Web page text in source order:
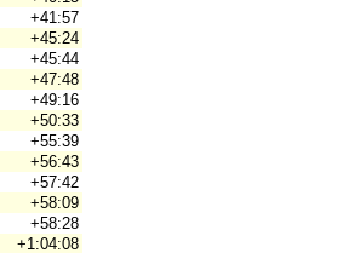
+41:57
+45:24
+45:44
+47:48
+49:16
+50:33
+55:39
+56:43
+57:42
+58:09
+58:28
+1:04:08